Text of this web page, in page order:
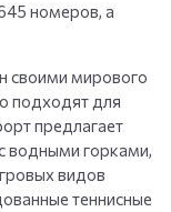
номеров, а
своими мирового
подходят для
предлагает
водными горками,
видов
теннисные